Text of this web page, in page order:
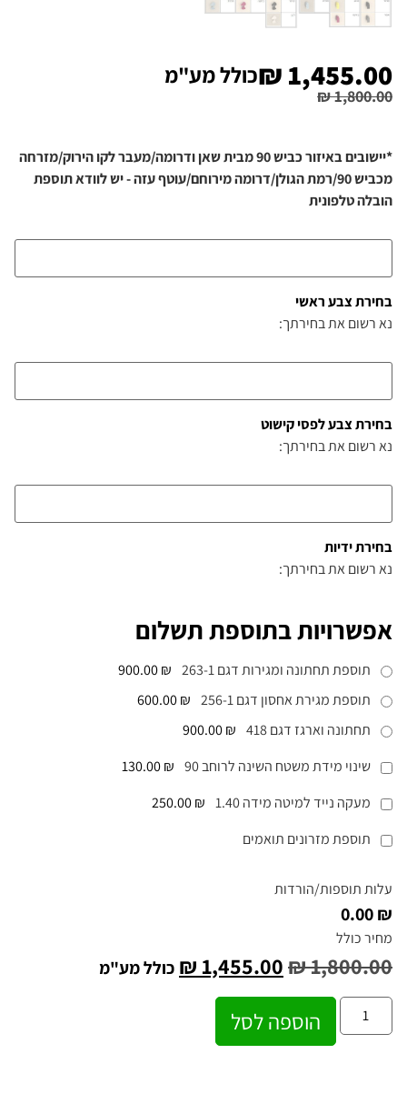
₪1,800.00
₪ 1,455.00 כולל מע"מ
*יישובים באיזור כביש 90 מבית שאן ודרומה/מעבר לקו הירוק/מזרחה
מכביש 90/רמת הגולן/דרומה מירוחם/עוטף עזה - יש לוודא תוספת
הובלה טלפונית
בחירת צבע ראשי
נא רשום את בחירתך:
בחירת צבע לפסי קישוט
נא רשום את בחירתך:
בחירת ידיות
נא רשום את בחירתך:
אפשרויות בתוספת תשלום
תוספת תחתונה ומגירות דגם 263-1
₪ 900.00
תוספת מגירת אחסון דגם 256-1
₪ 600.00
תחתונה וארגז דגם 418
₪ 900.00
שינוי מידת משטח השינה לרוחב 90
₪ 130.00
מעקה נייד למיטה מידה 1.40
₪ 250.00
תוספת מזרונים תואמים
עלות תוספות/הורדות
₪ 0.00
מחיר כולל
₪1,800.00
₪ 1,455.00 כולל מע"מ
הוספה לסל